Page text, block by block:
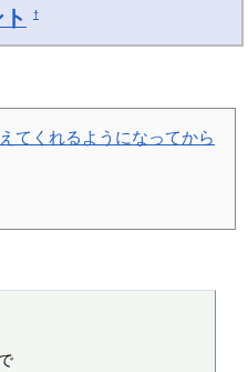
†
てくれるようになってから